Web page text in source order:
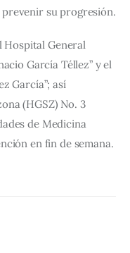
su progresión.
Hospital General
García Téllez” y el
García”; así
(HGSZ) No. 3
de Medicina
en fin de semana.